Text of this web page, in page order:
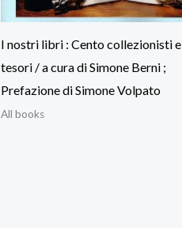
I nostri libri : Cento collezionisti
tesori / a cura di Simone Berni ;
Prefazione di Simone Volpato
All books